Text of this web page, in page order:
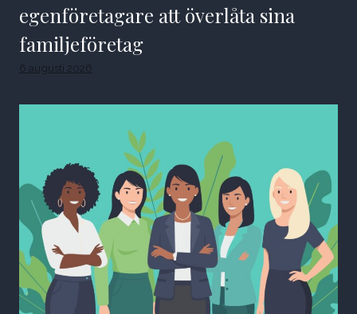
egenföretagare att överlåta sina
familjeföretag
6 augusti 2026